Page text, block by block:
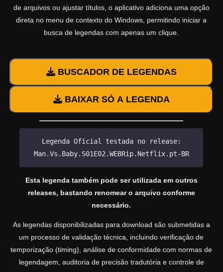
de arquivos ou ajustar títulos, o aplicativo adiciona uma opção
direta no menu de contexto do Windows, permitindo iniciar a
busca de legendas com apenas um clique.
BUSCADOR DE LEGENDAS
BAIXAR SÓ A LEGENDA
Legenda Oficial testada no release:
Man.Vs.Baby.S01E02.WEBRip.Netflix.pt-BR
Esta legenda também pode ser utilizada em outros
releases, bastando renomear o arquivo conforme
necessário.
As legendas disponibilizadas para download são submetidas a
um processo de validação técnica, incluindo verificação de
temporização (timing), análise de conformidade com normas de
legendagem, auditoria de precisão tradutória e controle de